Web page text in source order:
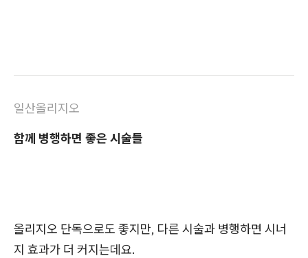
일산올리지오
함께 병행하면 좋은 시술들
올리지오 단독으로도 좋지만, 다른 시술과 병행하면 시너
지 효과가 더 커지는데요.